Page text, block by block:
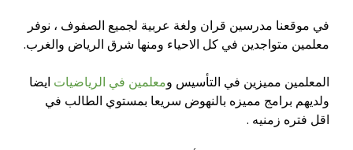
في موقعنا مدرسين قران ولغة عربية لجميع الصفوف ، نوفر
معلمين متواجدين في كل الاحياء ومنها شرق الرياض والغرب.
المعلمين مميزين في التأسيس ومعلمين في الرياضيات ايضا
ولديهم برامج مميزه بالنهوض سريعا بمستوي الطالب في
اقل فتره زمنيه .